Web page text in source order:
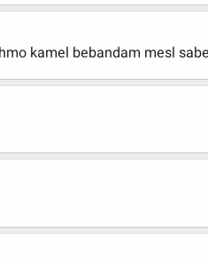
kamel bebandam mesl